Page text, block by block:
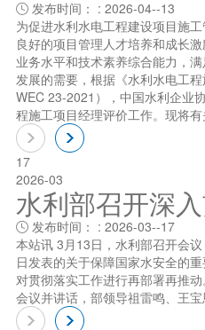
发布时间： : 2026-04--13
为促进水利水电工程建设项目施
良好的项目管理人才培养和成长
业务水平和技术素养综合能力，
发展的需要，根据《水利水电工
WEC 23-2021），中国水利企业
程施工项目经理评价工作。现将有
17
2026-03
水利部召开深
发布时间： : 2026-03--17
本站讯 3月13日，水利部召开会
日发表的关于保障国家水安全的
对贯彻落实工作进行再部署再推
会议并讲话，部领导祖雷鸣、王宝